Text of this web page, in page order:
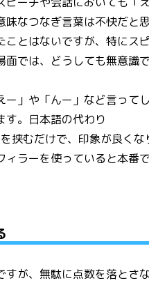
味なつなぎ言葉は不快だと
ことはないですが、特にス
面では、どうしても無意識
ー」や「んー」など言って
す。日本語の代わり
挟むだけで、印象が良くな
ィラーを使っていると本番
すが、無駄に点数を落とさ